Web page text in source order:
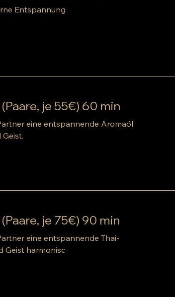
Entspannung
je 55€) 60 min
eine entspannende Aromaöl
je 75€) 90 min
eine entspannende Thai-
Geist harmonisc